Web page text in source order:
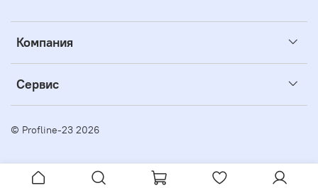
Компания
Сервис
© Profline-23 2026